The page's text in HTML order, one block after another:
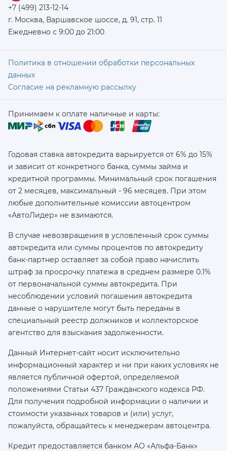
+7 (499) 213-12-14
г. Москва, Варшавское шоссе, д. 91, стр. 11
Ежедневно с 9:00 до 21:00
Политика в отношении обработки персональных
данных
Согласие на рекламную рассылку
Принимаем к оплате наличные и карты:
Годовая ставка автокредита варьируется от 6% до 15%
и зависит от конкретного банка, суммы займа и
кредитной программы. Минимальный срок погашения
от 2 месяцев, максимальный - 96 месяцев. При этом
любые дополнительные комиссии автоцентром
«АвтоЛидер» не взимаются.
В случае невозвращения в условленный срок суммы
автокредита или суммы процентов по автокредиту
банк-партнер оставляет за собой право начислить
штраф за просрочку платежа в среднем размере 0.1%
от первоначальной суммы автокредита. При
несоблюдении условий погашения автокредита
данные о нарушителе могут быть переданы в
специальный реестр должников и коллекторское
агентство для взыскания задолженности.
Данный Интернет-сайт носит исключительно
информационный характер и ни при каких условиях не
является публичной офертой, определяемой
положениями Статьи 437 Гражданского кодекса РФ.
Для получения подробной информации о наличии и
стоимости указанных товаров и (или) услуг,
пожалуйста, обращайтесь к менеджерам автоцентра.
Кредит предоставляется банком АО «Альфа-Банк»